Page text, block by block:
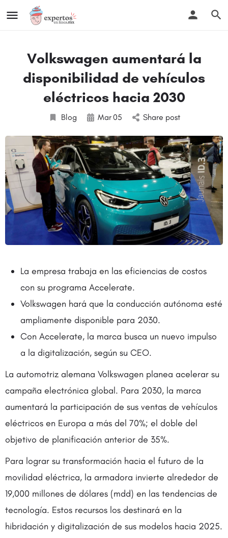
Volkswagen aumentará la
disponibilidad de vehículos
eléctricos hacia 2030
Blog Mar05 Share post
La empresa trabaja en las eficiencias de costos
con su programa Accelerate.
Volkswagen hará que la conducción autónoma esté
ampliamente disponible para 2030.
Con Accelerate, la marca busca un nuevo impulso
a la digitalización, según su CEO.
La automotriz alemana Volkswagen planea acelerar su
campaña electrónica global. Para 2030, la marca
aumentará la participación de sus ventas de vehículos
eléctricos en Europa a más del 70%; el doble del
objetivo de planificación anterior de 35%.
Para lograr su transformación hacia el futuro de la
movilidad eléctrica, la armadora invierte alrededor de
19,000 millones de dólares (mdd) en las tendencias de
tecnología. Estos recursos los destinará en la
hibridación y digitalización de sus modelos hacia 2025.